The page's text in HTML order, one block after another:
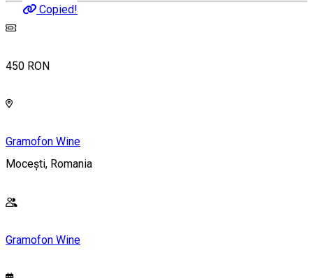
Copied!
450 RON
Gramofon Wine
Mocești, Romania
Gramofon Wine